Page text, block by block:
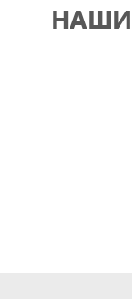
НАШИ